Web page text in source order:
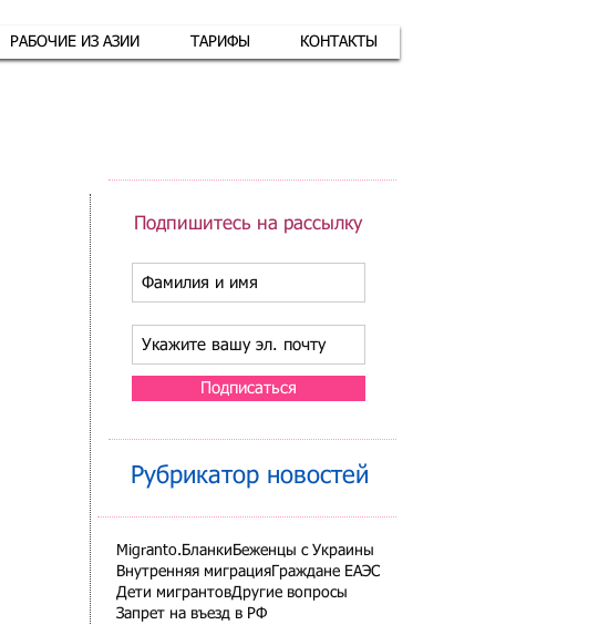
РАБОЧИЕ ИЗ АЗИИ ТАРИФЫ КОНТАКТЫ
Подпишитесь на рассылку
Подписаться
Рубрикатор новостей
Migranto.Бланки Беженцы с Украины
Внутренняя миграция Граждане ЕАЭС
Дети мигрантовДругие вопросы
Запрет на въезд в РФ